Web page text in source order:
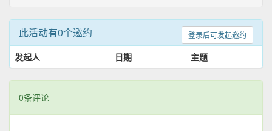
登录后可发起邀约
此活动有0个邀约
发起人 日期 主题
0条评论